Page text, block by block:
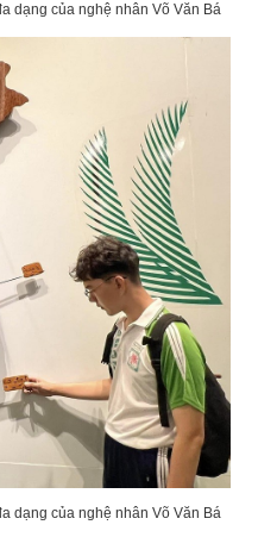
dạng của nghệ nhân Võ Văn Bá
dạng của nghệ nhân Võ Văn Bá